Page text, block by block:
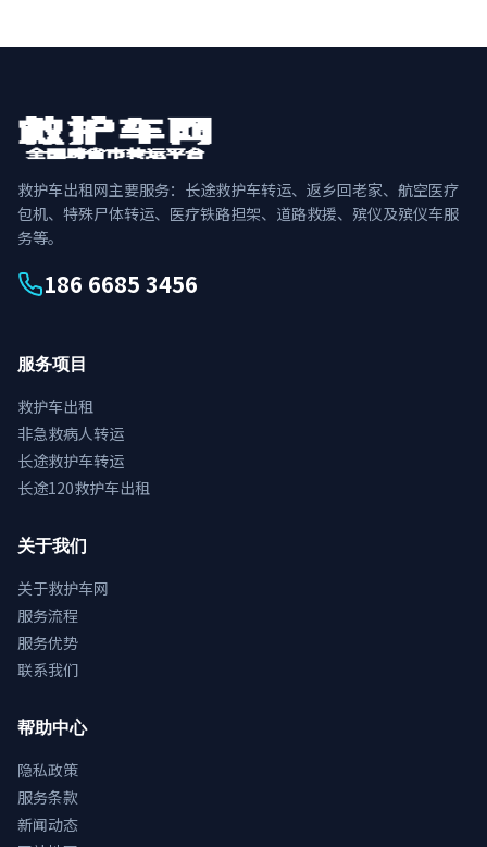
救护车出租网主要服务：长途救护车转运、返乡回老家、航空医疗
包机、特殊尸体转运、医疗铁路担架、道路救援、殡仪及殡仪车服
务等。
186 6685 3456
服务项目
救护车出租
非急救病人转运
长途救护车转运
长途120救护车出租
关于我们
关于救护车网
服务流程
服务优势
联系我们
帮助中心
隐私政策
服务条款
新闻动态